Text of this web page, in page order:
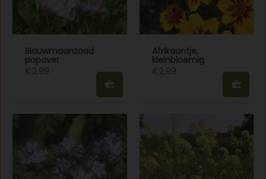
Blauwmaanzaad
papaver
€2,99
Afrikaantje,
kleinbloemig
€2,99